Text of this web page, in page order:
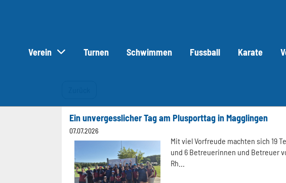
Verein Turnen Schwimmen Fussball Karate
Ein unvergesslicher Tag am Plusporttag in Magglingen
07.07.2026
Mit viel Vorfreude machten sich 19
und 6 Betreuerinnen und Betreuer
Rh...